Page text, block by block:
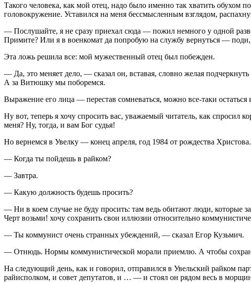
Такого человека, как мой отец, надо было именно так хватить обухом
головокружение. Уставился на меня бессмысленным взглядом,
— Послушайте, я не сразу приехал сюда — пожил немного у одной
Примите? Или я в военкомат да попробую на службу вернуться —
Эта ложь решила все: мой мужественный отец был побежден.
— Да, это меняет дело, — сказал он, вставая, словно желая
А за Витюшку мы поборемся.
Выражение его лица — перестав сомневаться, можно все-таки
Ну вот, теперь я хочу спросить вас, уважаемый читатель, как
меня? Ну, тогда, и вам Бог судья!
Но вернемся в Увелку — конец апреля, год 1984 от рождества Христова.
— Когда ты пойдешь в райком?
— Завтра.
— Какую должность будешь просить?
— Ни в коем случае не буду просить: там ведь обитают люди, которые
Черт возьми! хочу сохранить свои иллюзии относительно
— Ты коммунист очень странных убеждений, — сказал Егор Кузьмич.
— Отнюдь. Нормы коммунистической морали приемлю. А чтобы
На следующий день, как и говорил, отправился в Увельский райком
райисполком, и совет депутатов, и … — и стоял он рядом весь в